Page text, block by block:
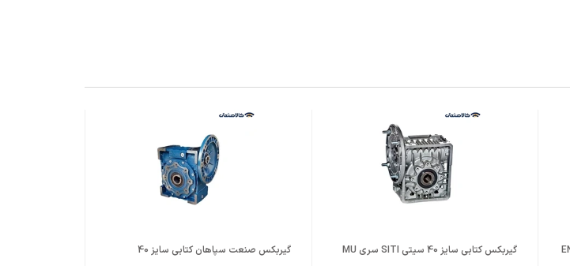
گیربکس کتابی سایز 40 سیتی SITI سری MU گیربکس صنعت سپاهان کتابی سایز 40